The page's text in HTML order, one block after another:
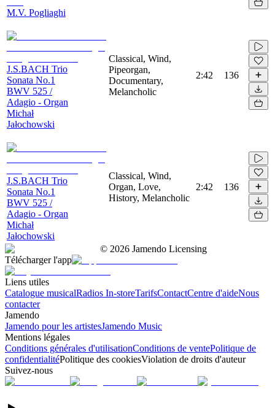
M.V. Pogliaghi
J.S.BACH Trio
Sonata No.1
BWV 525 /
Adagio - Organ
Michał
Jałochowski
Classical, Wind,
Pipeorgan,
Documentary,
Melancholic
2:42 136
J.S.BACH Trio
Sonata No.1
BWV 525 /
Adagio - Organ
Michał
Jałochowski
Classical, Wind,
Organ, Love,
History, Melancholic
2:42 136
© 2026 Jamendo Licensing
Télécharger l'app
Liens utiles
Catalogue musicalRadios In-storeTarifsContactCentre d'aideNous
contacter
Jamendo
Jamendo pour les artistesJamendo Music
Mentions légales
Conditions générales d'utilisationConditions de ventePolitique de
confidentialitéPolitique des cookiesViolation de droits d'auteur
Suivez-nous